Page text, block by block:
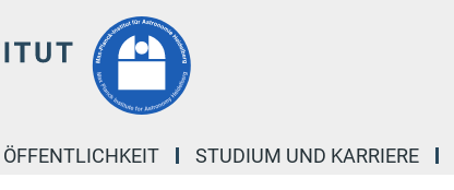
ÖFFENTLICHKEIT STUDIUM UND KARRIERE